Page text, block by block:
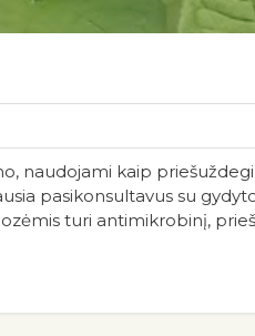
naudojami kaip
pasikonsultavus su
turi antimikrobinį,